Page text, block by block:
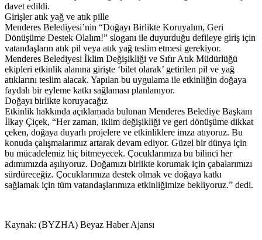
davet edildi.
Girişler atık yağ ve atık pille
Menderes Belediyesi’nin “Doğayı Birlikte Koruyalım, Geri
Dönüşüme Destek Olalım!” sloganı ile duyurduğu defileye giriş için
vatandaşların atık pil veya atık yağ teslim etmesi gerekiyor.
Menderes Belediyesi İklim Değişikliği ve Sıfır Atık Müdürlüğü
ekipleri etkinlik alanına girişte ‘bilet olarak’ getirilen pil ve yağ
atıklarını teslim alacak. Yapılan bu uygulama ile etkinliğin doğaya
faydalı bir eyleme katkı sağlaması planlanıyor.
Doğayı birlikte koruyacağız
Etkinlik hakkında açıklamada bulunan Menderes Belediye Başkanı
İlkay Çiçek, “Her zaman, iklim değişikliği ve geri dönüşüme dikkat
çeken, doğaya duyarlı projelere ve etkinliklere imza atıyoruz. Bu
konuda çalışmalarımız artarak devam ediyor. Güzel bir dünya için
bu mücadelemiz hiç bitmeyecek. Çocuklarımıza bu bilinci her
adımımızda aşılıyoruz. Doğamızı birlikte korumak için çabalarımızı
sürdüreceğiz. Çocuklarımıza destek olmak ve doğaya katkı
sağlamak için tüm vatandaşlarımıza etkinliğimize bekliyoruz.” dedi.
Kaynak: (BYZHA) Beyaz Haber Ajansı